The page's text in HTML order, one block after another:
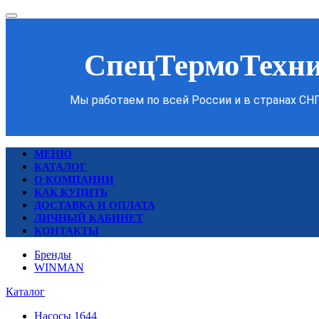
Мы работаем по всей России и в странах
МЕНЮ
КАТАЛОГ
О КОМПАНИИ
КАК КУПИТЬ
ДОСТАВКА И ОПЛАТА
ЛИЧНЫЙ КАБИНЕТ
КОНТАКТЫ
Бренды
WINMAN
Каталог
Насосы 1644